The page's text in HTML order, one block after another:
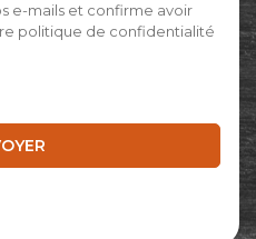
e-mails et confirme avoir
politique de confidentialité